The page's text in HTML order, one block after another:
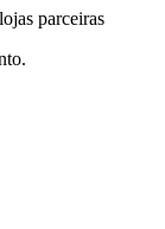
parceiras